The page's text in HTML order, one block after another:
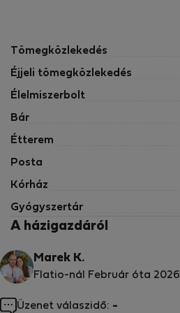
Tömegközlekedés
Éjjeli tömegközlekedés
Élelmiszerbolt
Bár
Étterem
Posta
Kórház
Gyógyszertár
A házigazdáról
Marek K.
Flatio-nál Február óta 2026
Üzenet válaszidő: -